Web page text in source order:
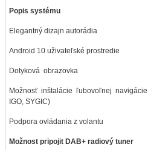
Popis systému
Elegantný dizajn autorádia
Android 10 uživateľské prostredie
Dotyková obrazovka
Možnosť inštalácie ľubovoľnej navigácie
IGO, SYGIC)
Podpora ovládania z volantu
Možnost pripojit DAB+ radiový tuner